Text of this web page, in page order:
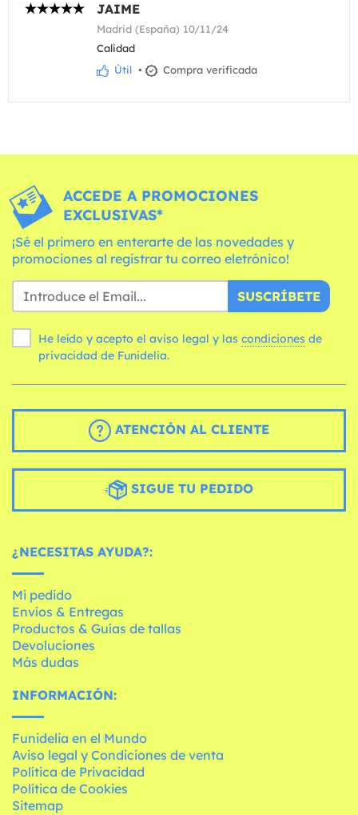
JAIME
Madrid (España) 10/11/24
Calidad
Útil • Compra verificada
ACCEDE A PROMOCIONES
EXCLUSIVAS*
¡Sé el primero en enterarte de las novedades y
promociones al registrar tu correo eletrónico!
SUSCRÍBETE
He leído y acepto el aviso legal y las condiciones
privacidad de Funidelia.
ATENCIÓN AL CLIENTE
SIGUE TU PEDIDO
¿NECESITAS AYUDA?:
Mi pedido
Envíos & Entregas
Productos & Guías de tallas
Devoluciones
Más dudas
INFORMACIÓN:
Funidelia en el Mundo
Aviso legal y Condiciones de venta
Política de Privacidad
Política de Cookies
Sitemap